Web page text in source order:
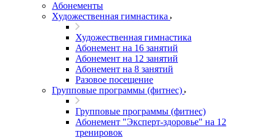
Абонементы
Художественная гимнастика
Художественная гимнастика
Абонемент на 16 занятий
Абонемент на 12 занятий
Абонемент на 8 занятий
Разовое посещение
Групповые программы (фитнес)
Групповые программы (фитнес)
Абонемент "Эксперт-здоровье" на 12
тренировок